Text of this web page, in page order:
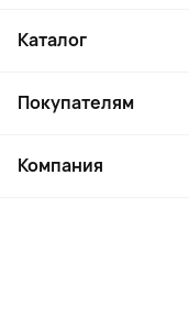
Каталог
Ноутбуки, мониторы, VR
Косметика и уход
Покупателям
Как заказать
Компания